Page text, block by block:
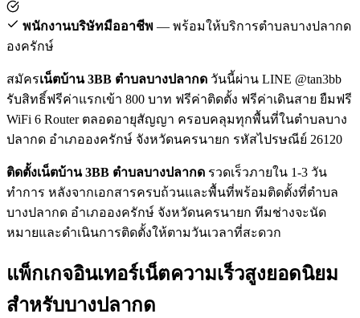
พนักงานบริษัทมืออาชีพ — พร้อมให้บริการตำบลบางปลากด
องครักษ์
สมัครเน็ตบ้าน 3BB ตำบลบางปลากด วันนี้ผ่าน LINE @tan3bb
รับสิทธิ์ฟรีค่าแรกเข้า 800 บาท ฟรีค่าติดตั้ง ฟรีค่าเดินสาย ยืมฟรี
WiFi 6 Router ตลอดอายุสัญญา ครอบคลุมทุกพื้นที่ในตำบลบาง
ปลากด อำเภอองครักษ์ จังหวัดนครนายก รหัสไปรษณีย์ 26120
ติดตั้งเน็ตบ้าน 3BB ตำบลบางปลากด รวดเร็วภายใน 1-3 วัน
ทำการ หลังจากเอกสารครบถ้วนและพื้นที่พร้อมติดตั้งที่ตำบล
บางปลากด อำเภอองครักษ์ จังหวัดนครนายก ทีมช่างจะนัด
หมายและดำเนินการติดตั้งให้ตามวันเวลาที่สะดวก
แพ็กเกจอินเทอร์เน็ตความเร็วสูงยอดนิยม
สำหรับบางปลากด